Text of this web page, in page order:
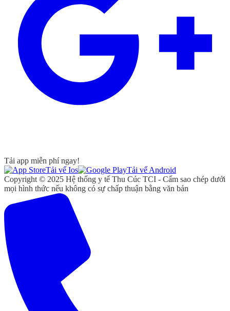
Tải app miễn phí ngay!
Tải vể Ios
Tải vể Android
Copyright © 2025 Hệ thống y tế Thu Cúc TCI - Cấm sao chép dưới
mọi hình thức nếu không có sự chấp thuận bằng văn bản